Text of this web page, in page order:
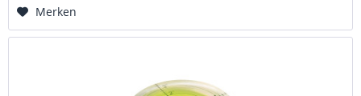
Merken